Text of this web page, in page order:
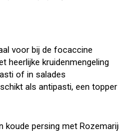
voor bij de focaccine
heerlijke kruidenmengeling
of in salades
als antipasti, een topper
koude persing met